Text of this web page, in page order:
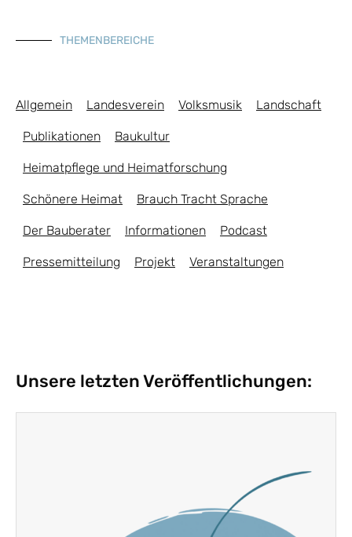
THEMENBEREICHE
Allgemein Landesverein Volksmusik Landschaft
Publikationen Baukultur
Heimatpflege und Heimatforschung
Schönere Heimat Brauch Tracht Sprache
Der Bauberater Informationen Podcast
Pressemitteilung Projekt Veranstaltungen
Unsere letzten Veröffentlichungen: